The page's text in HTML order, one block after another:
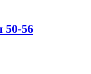
50-56